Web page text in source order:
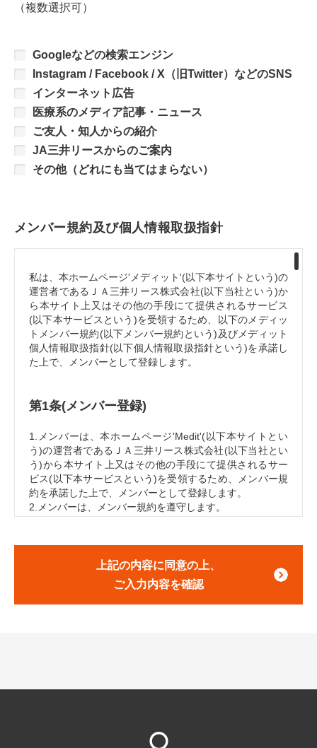
（複数選択可）
Googleなどの検索エンジン
Instagram / Facebook / X（旧Twitter）などのSNS
インターネット広告
医療系のメディア記事・ニュース
ご友人・知人からの紹介
JA三井リースからのご案内
その他（どれにも当てはまらない）
メンバー規約及び個人情報取扱指針
私は、本ホームページ'メディット'(以下本サイトという)の
運営者であるＪＡ三井リース株式会社(以下当社という)か
ら本サイト上又はその他の手段にて提供されるサービス
(以下本サービスという)を受領するため、以下のメディッ
トメンバー規約(以下メンバー規約という)及びメディット
個人情報取扱指針(以下個人情報取扱指針という)を承諾し
た上で、メンバーとして登録します。
第1条(メンバー登録)
1.メンバーは、本ホームページ'Medit'(以下本サイトとい
う)の運営者であるＪＡ三井リース株式会社(以下当社とい
う)から本サイト上又はその他の手段にて提供されるサー
ビス(以下本サービスという)を受領するため、メンバー規
約を承諾した上で、メンバーとして登録します。
2.メンバーは、メンバー規約を遵守します。
第2条(メンバー資格)
上記の内容に同意の上、
ご入力内容を確認